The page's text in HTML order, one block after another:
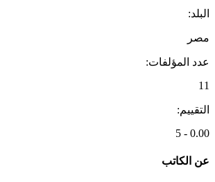
البلد:
مصر
عدد المؤلفات:
11
التقييم:
0.00 - 5
عن الكاتب